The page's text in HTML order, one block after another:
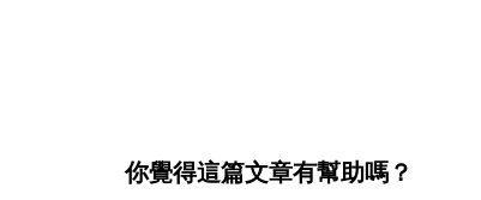
你覺得這篇文章有幫助嗎？